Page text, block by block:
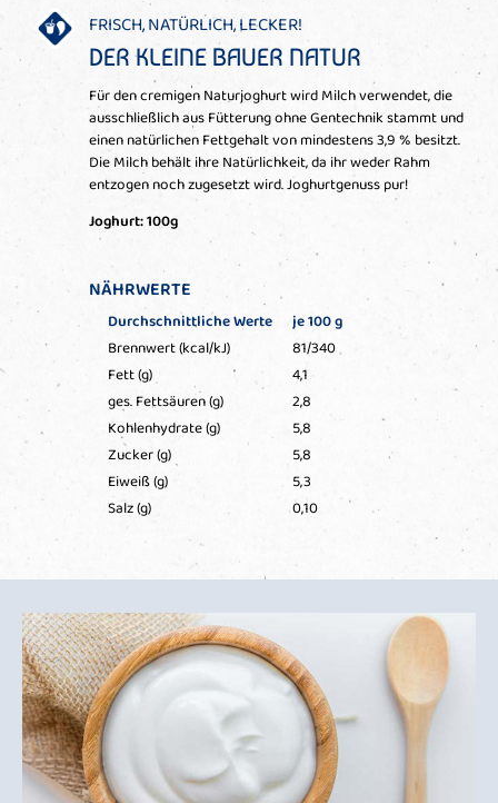
FRISCH, NATÜRLICH, LECKER!
DER KLEINE BAUER NATUR
Für den cremigen Naturjoghurt wird Milch verwendet, die
ausschließlich aus Fütterung ohne Gentechnik stammt und
einen natürlichen Fettgehalt von mindestens 3,9 % besitzt.
Die Milch behält ihre Natürlichkeit, da ihr weder Rahm
entzogen noch zugesetzt wird. Joghurtgenuss pur!
Joghurt: 100g
NÄHRWERTE
Durchschnittliche Werte
je 100 g
Brennwert (kcal/kJ)
81/340
Fett (g)
4,1
ges. Fettsäuren (g)
2,8
Kohlenhydrate (g)
5,8
Zucker (g)
5,8
Eiweiß (g)
5,3
Salz (g)
0,10